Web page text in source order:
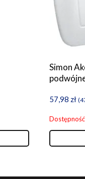
Simon
57,98 zł (